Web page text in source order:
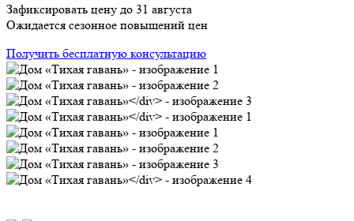
Зафиксировать цену до 31 августа
Ожидается сезонное повышений цен
Получить бесплатную консультацию